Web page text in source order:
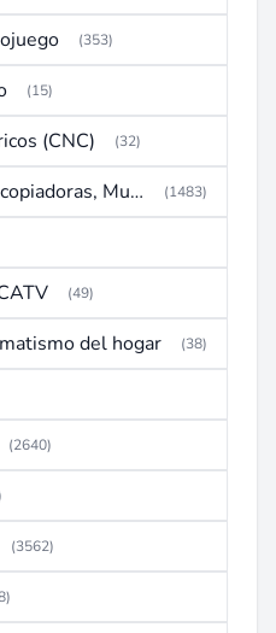
(353)
(15)
(CNC) (32)
Copiadoras (Fotocopiadoras, Multifunctions, Ploter, etc) (1483)
(49)
del hogar (38)
(2640)
(3562)